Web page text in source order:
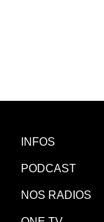
INFOS
PODCAST
NOS RADIOS